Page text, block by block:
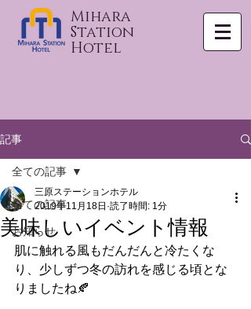
Mihara
Station
Hotel
記事
全ての記事
お知らせ
全ての記事
美味しいイベント情報
三原ステーションホテル
2019年11月18日 読了時間: 1分
肌に触れる風もだんだんと冷たくな
り、少しずつ冬の訪れを感じる頃とな
りましたね🍂